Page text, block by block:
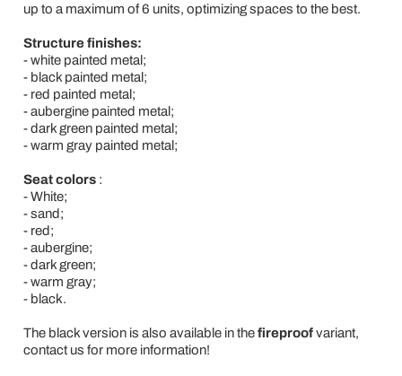
up to a maximum of 6 units, optimizing spaces to the best.
Structure finishes:
- white painted metal;
- black painted metal;
- red painted metal;
- aubergine painted metal;
- dark green painted metal;
- warm gray painted metal;
Seat colors:
- White;
- sand;
- red;
- aubergine;
- dark green;
- warm gray;
- black.
The black version is also available in thefireproofvariant,
contact us for more information!